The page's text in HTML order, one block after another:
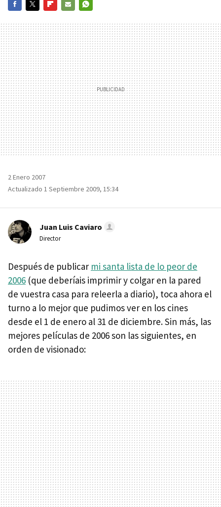
MAIL
2 Enero 2007
Actualizado 1 Septiembre 2009, 15:34
Juan Luis Caviaro
Director
Después de publicar mi santa lista de lo peor de
2006 (que deberíais imprimir y colgar en la pared
de vuestra casa para releerla a diario), toca ahora el
turno a lo mejor que pudimos ver en los cines
desde el 1 de enero al 31 de diciembre. Sin más, las
mejores películas de 2006 son las siguientes, en
orden de visionado: